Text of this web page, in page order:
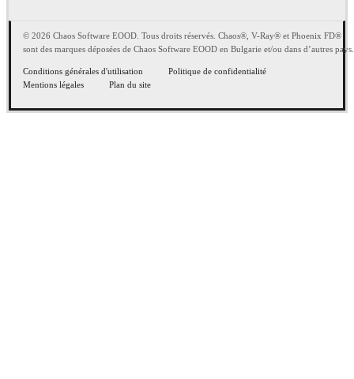
© 2026 Chaos Software EOOD. Tous droits réservés. Chaos®, V-Ray® et Phoenix FD®
sont des marques déposées de Chaos Software EOOD en Bulgarie et/ou dans d’autres pays.
Conditions générales d'utilisation
Politique de confidentialité
Mentions légales
Plan du site